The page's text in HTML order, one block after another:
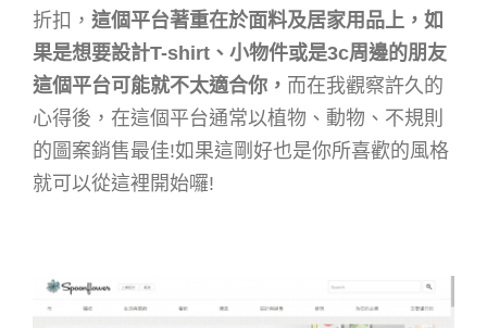
折扣， 這個平台著重在於面料及居家用品上，如
果是想要設計T-shirt、小物件或是3c周邊的朋友
這個平台可能就不太適合你， 而在我觀察許久的
心得後，在這個平台通常以植物、動物、不規則
的圖案銷售最佳!如果這剛好也是你所喜歡的風格
就可以從這裡開始囉!